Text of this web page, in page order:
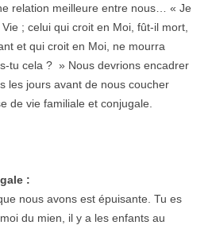
relation meilleure entre nous… « Je
; celui qui croit en Moi, fût-il mort,
et qui croit en Moi, ne mourra
tu cela ? » Nous devrions encadrer
les jours avant de nous coucher
de vie familiale et conjugale.
:
nous avons est épuisante. Tu es
du mien, il y a les enfants au